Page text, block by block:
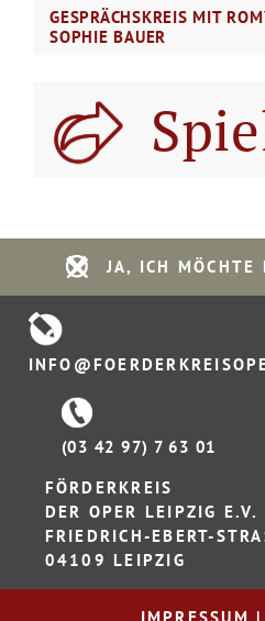
GESPRÄCHSKREIS MIT
SOPHIE BAUER
JA, ICH MÖCHTE
(03 42 97) 7 63 01
FÖRDERKREIS
DER OPER LEIPZIG E.V.
FRIEDRICH-EBERT-
04109 LEIPZIG